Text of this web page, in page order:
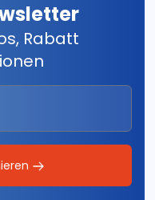
Rabatt